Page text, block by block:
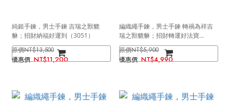
純銀手鍊，男士手鍊 吉瑞之獸貔
貅；招財納福好運到（3051）
NT$13,500
NT$11,200
編織繩手鍊，男士手鍊 轉禍為祥吉
瑞之獸貔貅；招財轉運好法寶
（9546黑色）
NT$5,900
NT$4,990